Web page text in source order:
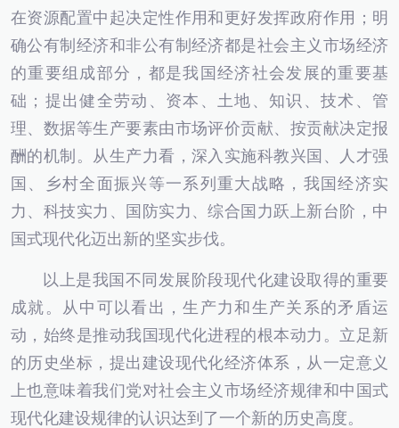
在资源配置中起决定性作用和更好发挥政府作用；明
确公有制经济和非公有制经济都是社会主义市场经济
的重要组成部分，都是我国经济社会发展的重要基
础；提出健全劳动、资本、土地、知识、技术、管
理、数据等生产要素由市场评价贡献、按贡献决定报
酬的机制。从生产力看，深入实施科教兴国、人才强
国、乡村全面振兴等一系列重大战略，我国经济实
力、科技实力、国防实力、综合国力跃上新台阶，中
国式现代化迈出新的坚实步伐。
以上是我国不同发展阶段现代化建设取得的重要
成就。从中可以看出，生产力和生产关系的矛盾运
动，始终是推动我国现代化进程的根本动力。立足新
的历史坐标，提出建设现代化经济体系，从一定意义
上也意味着我们党对社会主义市场经济规律和中国式
现代化建设规律的认识达到了一个新的历史高度。